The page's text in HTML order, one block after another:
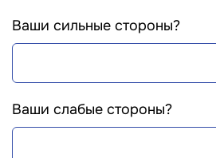
Ваши сильные стороны?
Ваши слабые стороны?